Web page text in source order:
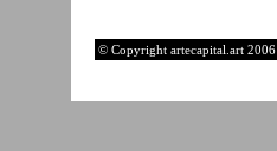
© Copyright artecapital.art 2006